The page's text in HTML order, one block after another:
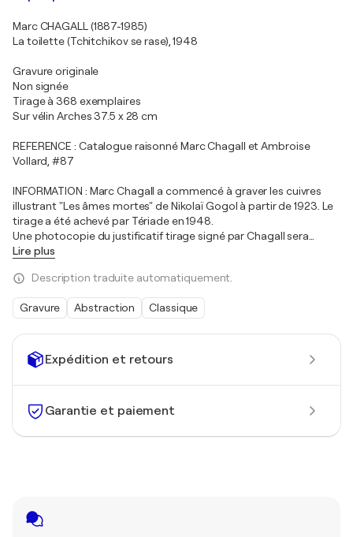
Expédition et retours
Garantie et paiement
Marc CHAGALL (1887-1985)
La toilette (Tchitchikov se rase), 1948
Gravure originale
Non signée
Tirage à 368 exemplaires
Sur vélin Arches 37.5 x 28 cm
REFERENCE : Catalogue raisonné Marc Chagall et Ambroise
Vollard, #87
INFORMATION : Marc Chagall a commencé à graver les cuivres
illustrant "Les âmes mortes" de Nikolaï Gogol à partir de 1923. Le
tirage a été achevé par Tériade en 1948.
Une photocopie du justificatif tirage signé par Chagall sera…
Lire plus
Description traduite automatiquement.
Gravure Abstraction Classique